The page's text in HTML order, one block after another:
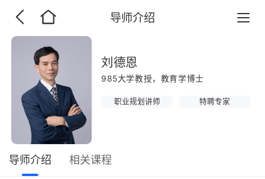
导师介绍
刘德恩
985大学教授，教育学博士
职业规划讲师 特聘专家
导师介绍 相关课程